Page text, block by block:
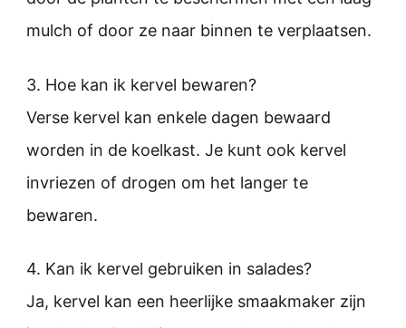
mulch of door ze naar binnen te verplaatsen.
3. Hoe kan ik kervel bewaren?
Verse kervel kan enkele dagen bewaard
worden in de koelkast. Je kunt ook kervel
invriezen of drogen om het langer te
bewaren.
4. Kan ik kervel gebruiken in salades?
Ja, kervel kan een heerlijke smaakmaker zijn